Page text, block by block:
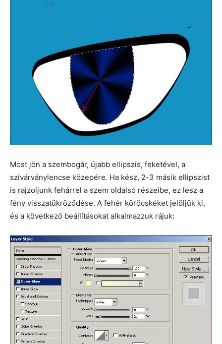
Most jön a szembogár, újabb ellipszis, feketével, a
szivárványlencse közepére. Ha kész, 2-3 másik ellipszist
is rajzoljunk fehárrel a szem oldalsó részeibe, ez lesz a
fény visszatükröződése. A fehér köröcskéket jelöljük ki,
és a következő beállításokat alkalmazzuk rájuk: